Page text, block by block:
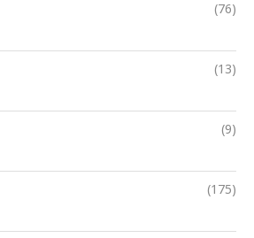
(76)
(13)
(9)
(175)